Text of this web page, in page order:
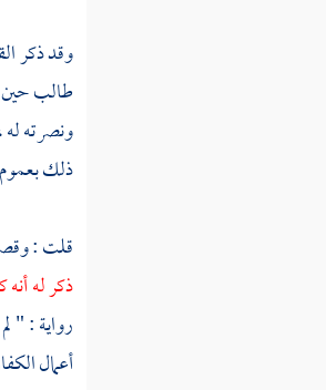
وقد ذكر
طالب
ونصرته
ذلك
قلت :
ذكر له
رواية : "
أعمال